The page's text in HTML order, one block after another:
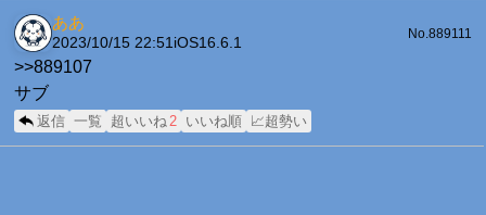
ああ
2023/10/15 22:51iOS16.6.1
No.889111
>>889107
サブ
返信 一覧 超いいね2 いいね順 📈超勢い